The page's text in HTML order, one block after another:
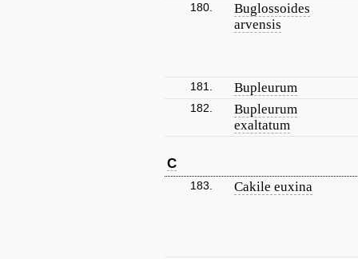
180.
Buglossoides
arvensis
181. Bupleurum
182.
Bupleurum
exaltatum
C
183. Cakile euxina